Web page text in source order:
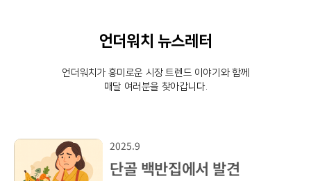
언더워치 뉴스레터
언더워치가 흥미로운 시장 트렌드 이야기와 함께
매달 여러분을 찾아갑니다.
2025.9
단골 백반집에서 발견